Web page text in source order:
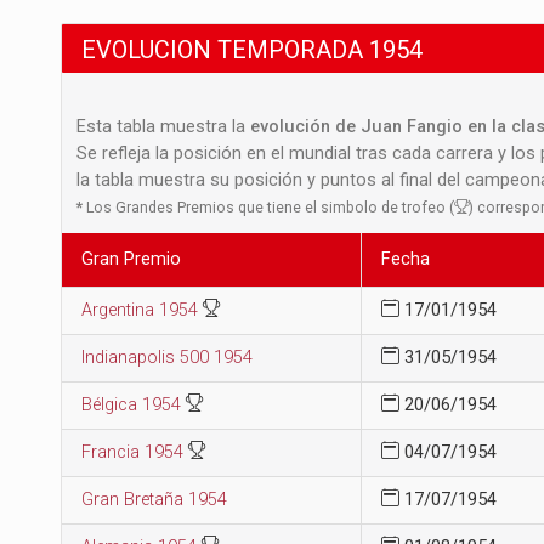
EVOLUCION TEMPORADA 1954
Esta tabla muestra la evolución de Juan Fangio en la
Se refleja la posición en el mundial tras cada carrera y
la tabla muestra su posición y puntos al final del
* Los Grandes Premios que tiene el simbolo de trofeo ( )
Gran Premio Fecha
Argentina 1954 17/01/1954
Indianapolis 500 1954 31/05/1954
Bélgica 1954 20/06/1954
Francia 1954 04/07/1954
Gran Bretaña 1954 17/07/1954